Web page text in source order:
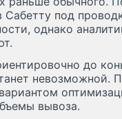
под
однако
до
невозможной.
вывоза.